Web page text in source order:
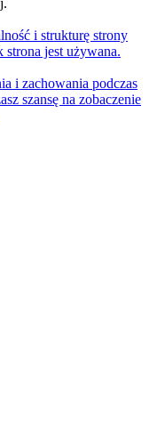
i strukturę strony
strona jest używana.
i zachowania podczas
szansę na zobaczenie